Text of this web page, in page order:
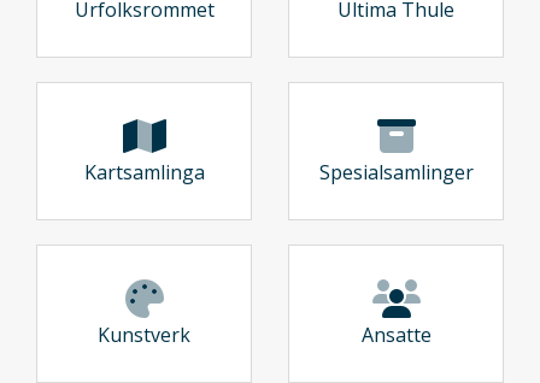
Urfolksrommet Ultima Thule
Kartsamlinga Spesialsamlinger
Kunstverk Ansatte